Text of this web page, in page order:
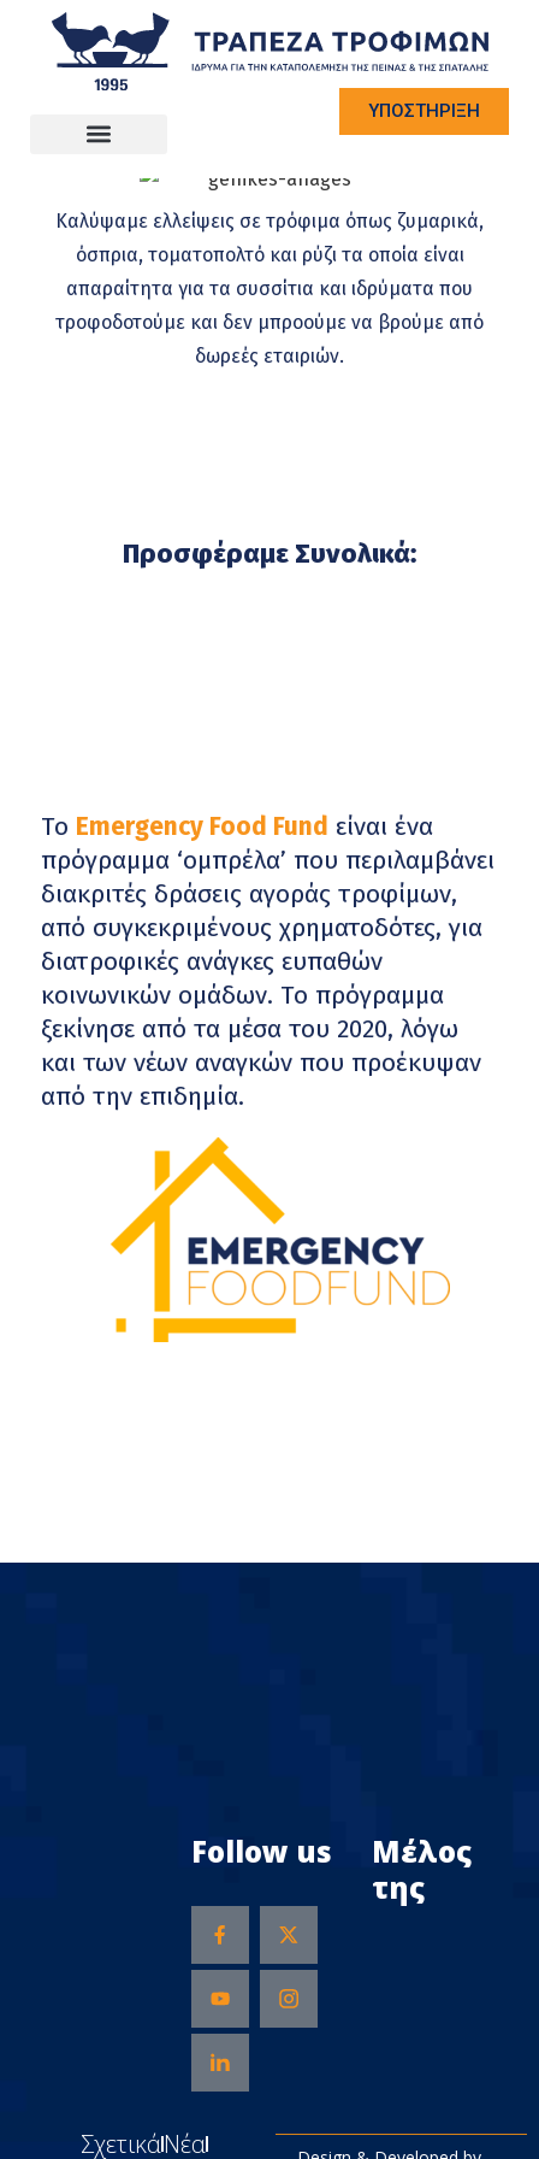
ΥΠΟΣΤΗΡΙΞΗ
Καλύψαμε ελλείψεις σε τρόφιμα όπως ζυμαρικά,
όσπρια, τοματοπολτό και ρύζι τα οποία είναι
απαραίτητα για τα συσσίτια και ιδρύματα που
τροφοδοτούμε και δεν μπροούμε να βρούμε από
δωρεές εταιριών.
Προσφέραμε Συνολικά:
Το Emergency Food Fund είναι ένα
πρόγραμμα ‘ομπρέλα’ που περιλαμβάνει
διακριτές δράσεις αγοράς τροφίμων,
από συγκεκριμένους χρηματοδότες, για
διατροφικές ανάγκες ευπαθών
κοινωνικών ομάδων. Το πρόγραμμα
ξεκίνησε από τα μέσα του 2020, λόγω
και των νέων αναγκών που προέκυψαν
από την επιδημία.
Follow us
Μέλος
της
ΣχετικάΝέα